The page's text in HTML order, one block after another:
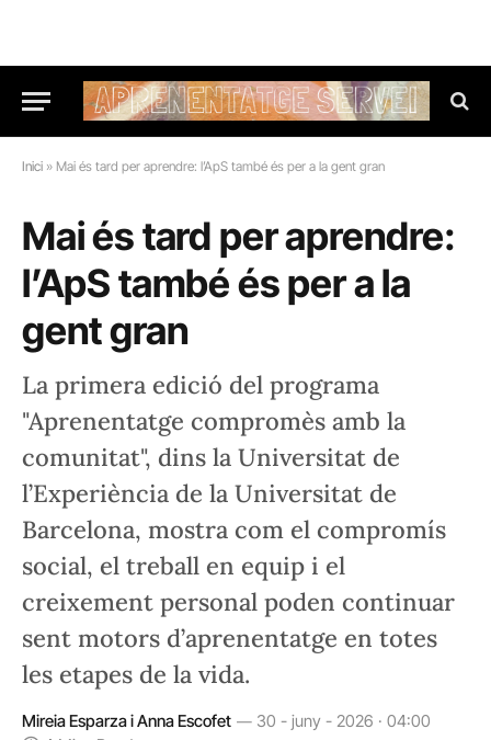
Inici » Mai és tard per aprendre: l’ApS també és per a la gent gran
Mai és tard per aprendre:
l’ApS també és per a la
gent gran
La primera edició del programa
"Aprenentatge compromès amb la
comunitat", dins la Universitat de
l’Experiència de la Universitat de
Barcelona, mostra com el compromís
social, el treball en equip i el
creixement personal poden continuar
sent motors d’aprenentatge en totes
les etapes de la vida.
Mireia Esparza i Anna Escofet
30 - juny - 2026 · 04:00